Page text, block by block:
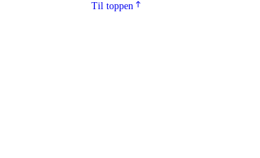
Til toppen